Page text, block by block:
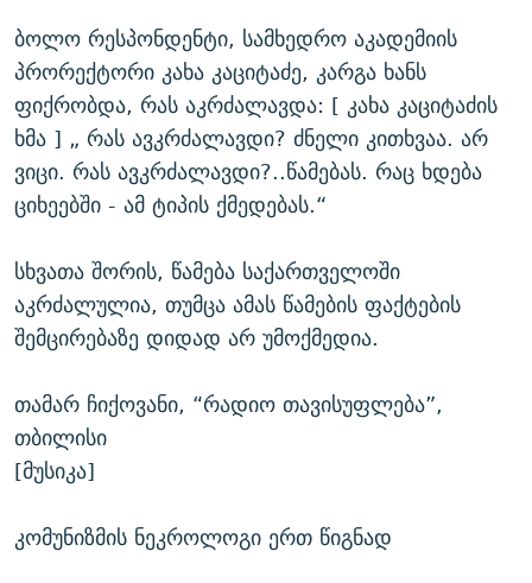
ბოლო რესპონდენტი, სამხედრო აკადემიის
პრორექტორი კახა კაციტაძე, კარგა ხანს
ფიქრობდა, რას აკრძალავდა: [ კახა კაციტაძის
ხმა ] „ რას ავკრძალავდი? ძნელი კითხვაა. არ
ვიცი. რას ავკრძალავდი?..წამებას. რაც ხდება
ციხეებში - ამ ტიპის ქმედებას.“
სხვათა შორის, წამება საქართველოში
აკრძალულია, თუმცა ამას წამების ფაქტების
შემცირებაზე დიდად არ უმოქმედია.
თამარ ჩიქოვანი, “რადიო თავისუფლება”,
თბილისი
[მუსიკა]
კომუნიზმის ნეკროლოგი ერთ წიგნად